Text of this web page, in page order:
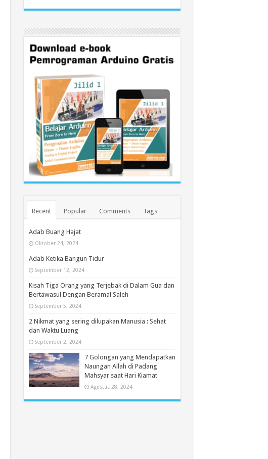
Recent Popular Comments Tags
Adab Buang Hajat
Oktober 24, 2024
Adab Ketika Bangun Tidur
September 12, 2024
Kisah Tiga Orang yang Terjebak di Dalam Gua dan
Bertawasul Dengan Beramal Saleh
September 5, 2024
2 Nikmat yang sering dilupakan Manusia : Sehat
dan Waktu Luang
September 2, 2024
7 Golongan yang Mendapatkan
Naungan Allah di Padang
Mahsyar saat Hari Kiamat
Agustus 28, 2024